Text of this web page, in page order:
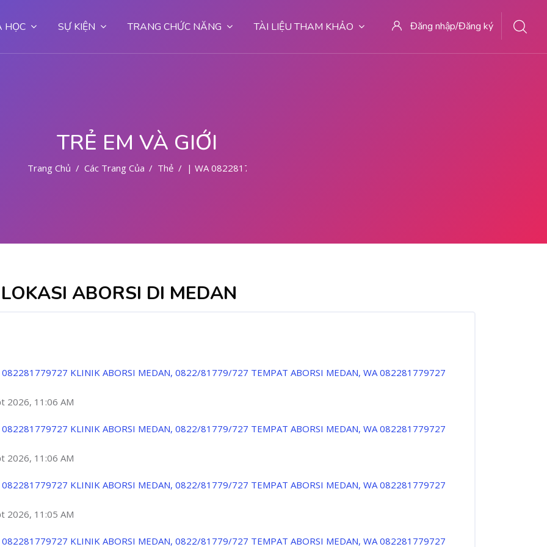
HỌC SỰ KIỆN TRANG CHỨC NĂNG TÀI LIỆU THAM KHẢO Đăng nhập/Đăng ký
TRẺ EM VÀ GIỚI
Trang Chủ Các Trang Của Hệ Thống
Thẻ | WA 082281779727 | | LOKASI ABORSI DI MEDAN
ABORSI DI MEDAN
082281779727 KLINIK ABORSI MEDAN, 0822/81779/727 TEMPAT ABORSI MEDAN, WA 082281779727
2026, 11:06 AM
082281779727 KLINIK ABORSI MEDAN, 0822/81779/727 TEMPAT ABORSI MEDAN, WA 082281779727
2026, 11:06 AM
082281779727 KLINIK ABORSI MEDAN, 0822/81779/727 TEMPAT ABORSI MEDAN, WA 082281779727
2026, 11:05 AM
082281779727 KLINIK ABORSI MEDAN, 0822/81779/727 TEMPAT ABORSI MEDAN, WA 082281779727